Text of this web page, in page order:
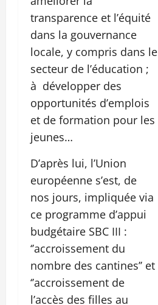
transparence et l’équité
dans la gouvernance
locale, y compris dans le
secteur de l’éducation ;
à développer des
opportunités d’emplois
et de formation pour les
jeunes…
D’après lui, l’Union
européenne s’est, de
nos jours, impliquée via
ce programme d’appui
budgétaire SBC III :
‘’accroissement du
nombre des cantines’’ et
‘’accroissement de
l’accès des filles au